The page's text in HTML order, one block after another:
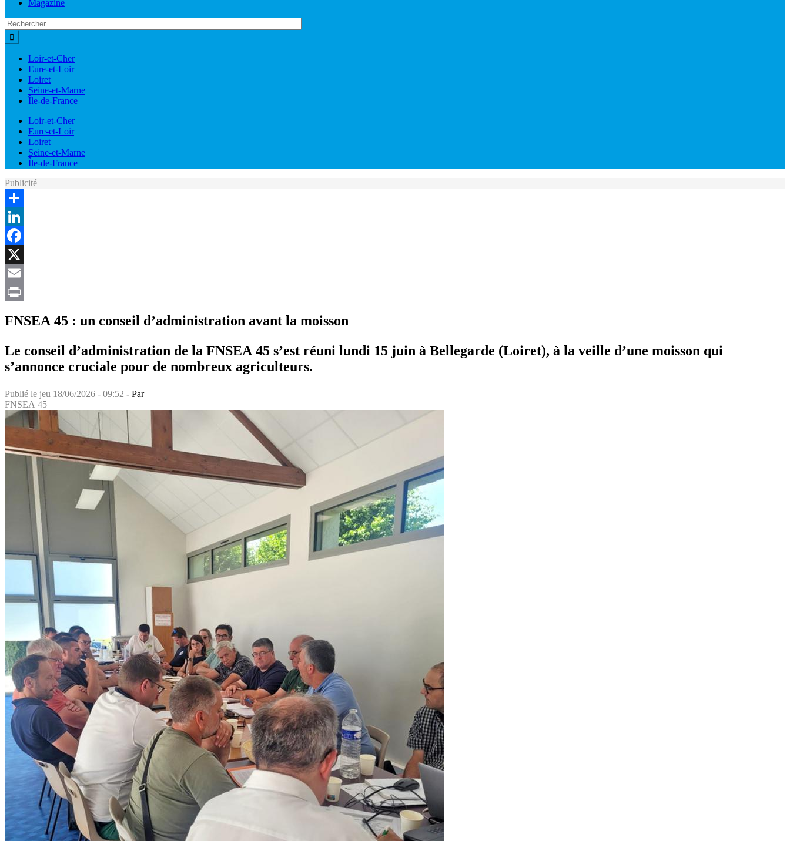
Magazine
Loir-et-Cher
Eure-et-Loir
Loiret
Seine-et-Marne
Île-de-France
Loir-et-Cher
Eure-et-Loir
Loiret
Seine-et-Marne
Île-de-France
Publicité
Share
LinkedIn
Facebook
X
Email
FNSEA 45 : un conseil d’administration avant la moisson
Le conseil d’administration de la FNSEA 45 s’est réuni lundi 15 juin à Bellegarde (Loiret), à la veille d’une moisson qui
s’annonce cruciale pour de nombreux agriculteurs.
Publié le jeu 18/06/2026 - 09:52 - Par
FNSEA 45